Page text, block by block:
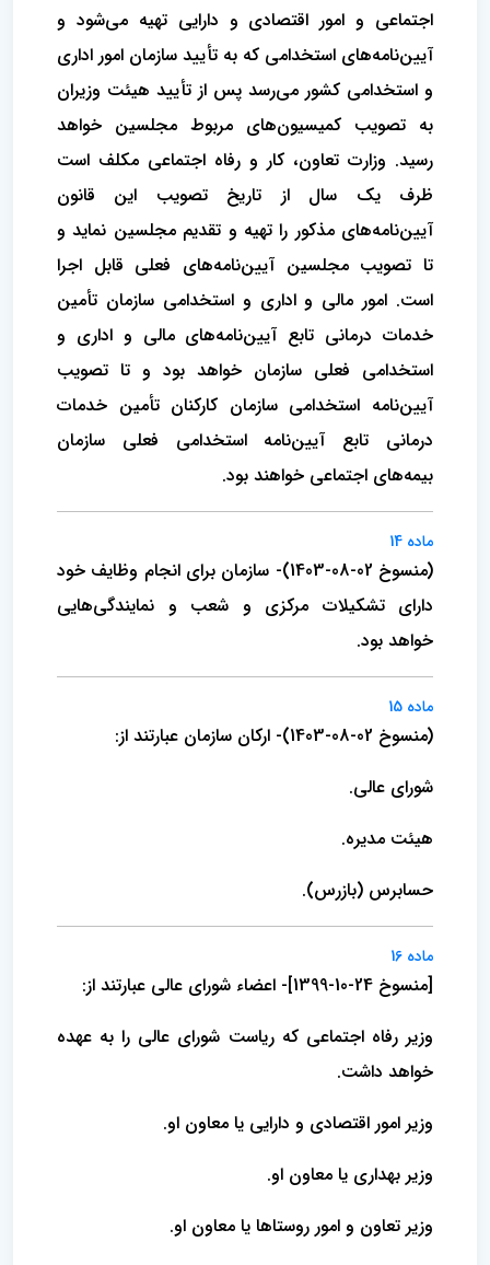
اجتماعی و امور اقتصادی و دارایی تهیه می‌شود و
آیین‌نامه‌های استخدامی ‌که به تأیید سازمان امور اداری
و استخدامی ‌کشور می‌رسد پس از تأیید هیئت وزیران
به تصویب کمیسیون‌های مربوط مجلسین خواهد
رسید.‌ وزارت تعاون، کار و رفاه اجتماعی مکلف است
ظرف یک سال از تاریخ تصویب این قانون
آیین‌نامه‌های مذکور را تهیه و تقدیم مجلسین نماید و
تا تصویب مجلسین ‌آیین‌نامه‌های فعلی قابل اجرا
است. ‌امور مالی و اداری و استخدامی‌ سازمان تأمین
خدمات درمانی تابع آیین‌نامه‌های مالی و اداری و
استخدامی ‌فعلی سازمان خواهد بود و تا تصویب
‌آیین‌نامه استخدامی ‌سازمان کارکنان تأمین خدمات
درمانی تابع آیین‌نامه استخدامی ‌فعلی سازمان
بیمه‌های اجتماعی خواهند بود.
ماده 14
(منسوخ 02-08-1403)- سازمان برای انجام وظایف خود
دارای تشکیلات مرکزی و شعب و نمایندگی‌هایی
خواهد بود.
ماده 15
(منسوخ 02-08-1403)- ارکان سازمان عبارتند از:
شورای عالی.
هیئت مدیره.
حسابرس (‌بازرس).
ماده 16
[منسوخ 24-10-1399]- اعضاء شورای عالی عبارتند از:
وزیر رفاه اجتماعی که ریاست شورای عالی را به عهده
خواهد داشت.
وزیر امور اقتصادی و دارایی یا معاون او.
وزیر بهداری یا معاون او.
وزیر تعاون و امور روستاها یا معاون او.